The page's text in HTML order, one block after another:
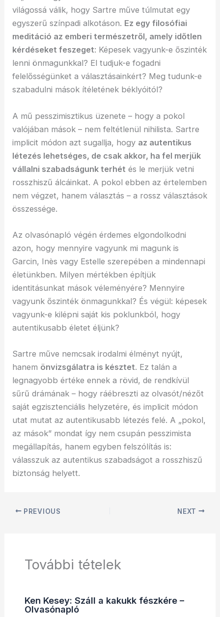
világossá válik, hogy Sartre műve túlmutat egy
egyszerű színpadi alkotáson. Ez egy filosófiai
meditáció az emberi természetről, amely időtlen
kérdéseket feszeget: Képesek vagyunk-e őszinték
lenni önmagunkkal? El tudjuk-e fogadni
felelősségünket a választásainkért? Meg tudunk-e
szabadulni mások ítéletének béklyóitól?
A mű pesszimisztikus üzenete – hogy a pokol
valójában mások – nem feltétlenül nihilista. Sartre
implicit módon azt sugallja, hogy az autentikus
létezés lehetséges, de csak akkor, ha fel merjük
vállalni szabadságunk terhét és le merjük vetni
rosszhiszű álcáinkat. A pokol ebben az értelemben
nem végzet, hanem választás – a rossz választások
összessége.
Az olvasónapló végén érdemes elgondolkodni
azon, hogy mennyire vagyunk mi magunk is
Garcin, Inès vagy Estelle szerepében a mindennapi
életünkben. Milyen mértékben építjük
identitásunkat mások véleményére? Mennyire
vagyunk őszinték önmagunkkal? És végül: képesek
vagyunk-e kilépni saját kis poklunkból, hogy
autentikusabb életet éljünk?
Sartre műve nemcsak irodalmi élményt nyújt,
hanem önvizsgálatra is késztet. Ez talán a
legnagyobb értéke ennek a rövid, de rendkívül
sűrű drámának – hogy ráébreszti az olvasót/nézőt
saját egzisztenciális helyzetére, és implicit módon
utat mutat az autentikusabb létezés felé. A „pokol,
az mások” mondat így nem csupán pesszimista
megállapítás, hanem egyben felszólítás is:
válasszuk az autentikus szabadságot a rosszhiszű
biztonság helyett.
PREVIOUS NEXT
További tételek
Ken Kesey: Száll a kakukk fészkére –
Olvasónapló